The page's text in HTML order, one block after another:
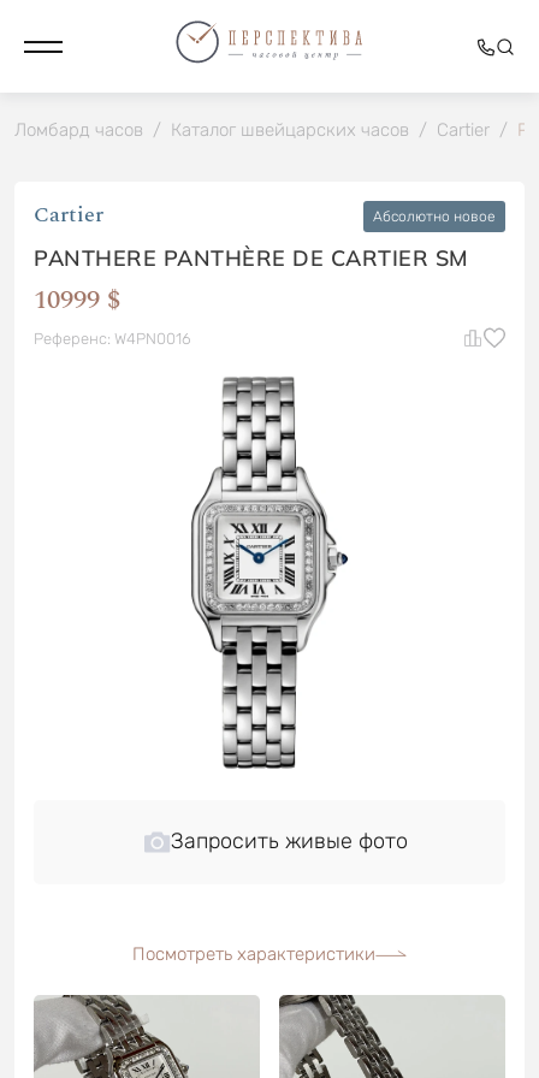
Ломбард часов / Каталог швейцарских часов / Cartier /
Cartier Абсолютно новое
PANTHERE PANTHÈRE DE CARTIER SM
10999 $
Референс: W4PN0016
Запросить живые фото
Посмотреть характеристики